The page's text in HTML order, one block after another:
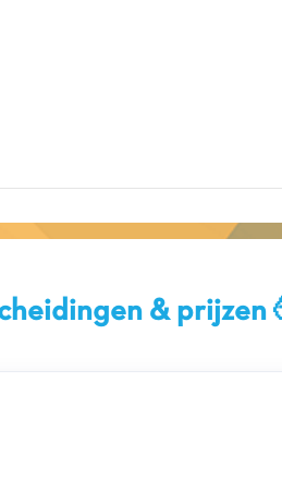
& prijzen